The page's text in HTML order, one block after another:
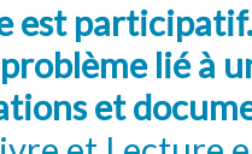
est
lié à
et